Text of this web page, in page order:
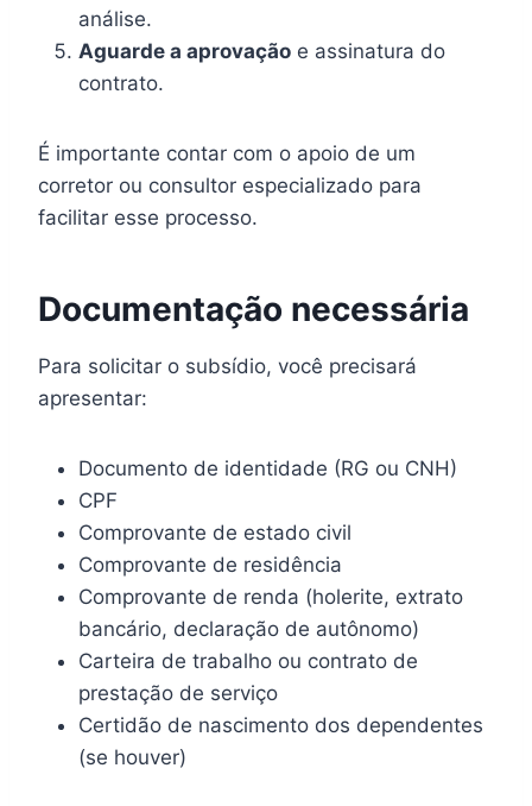
análise.
Aguarde a aprovação e assinatura do
contrato.
É importante contar com o apoio de um
corretor ou consultor especializado para
facilitar esse processo.
Documentação necessária
Para solicitar o subsídio, você precisará
apresentar:
Documento de identidade (RG ou CNH)
CPF
Comprovante de estado civil
Comprovante de residência
Comprovante de renda (holerite, extrato
bancário, declaração de autônomo)
Carteira de trabalho ou contrato de
prestação de serviço
Certidão de nascimento dos dependentes
(se houver)